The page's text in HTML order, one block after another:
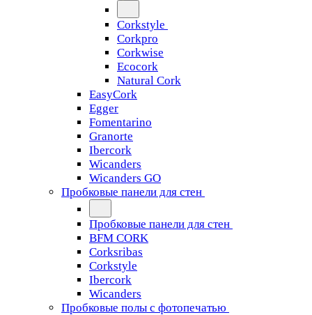
Corkstyle
Corkpro
Corkwise
Ecocork
Natural Cork
EasyCork
Egger
Fomentarino
Granorte
Ibercork
Wicanders
Wicanders GO
Пробковые панели для стен
Пробковые панели для стен
BFM CORK
Corksribas
Corkstyle
Ibercork
Wicanders
Пробковые полы с фотопечатью